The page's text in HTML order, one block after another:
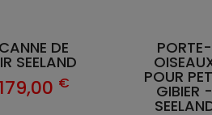
CANNE DE
SEELAND
179,00 €
PORTE-
POUR
GIBIER -